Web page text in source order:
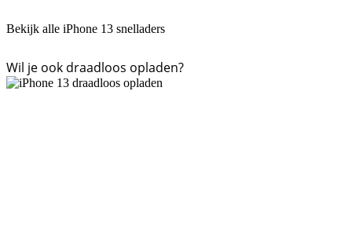
Bekijk alle iPhone 13 snelladers
Wil je ook draadloos opladen?